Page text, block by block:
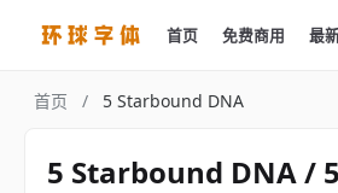
首页 免费商用 最
首页 / 5 Starbound DNA
5 Starbound DNA /